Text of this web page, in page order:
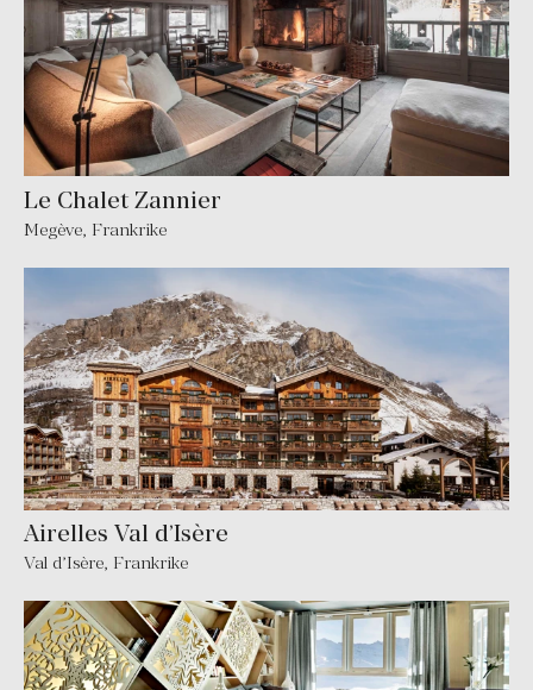
Le Chalet Zannier
Megève, Frankrike
Airelles Val d’Isère
Val d’Isère, Frankrike